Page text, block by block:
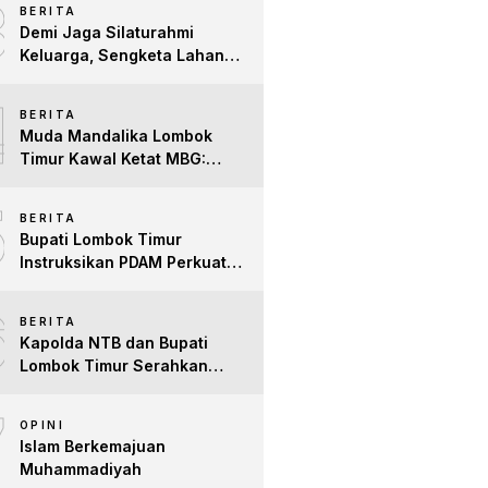
Difabel
BERITA
Demi Jaga Silaturahmi
Keluarga, Sengketa Lahan
BERITA
Muda Mandalika Lombok
Timur Kawal Ketat MBG:
BERITA
Bupati Lombok Timur
Instruksikan PDAM Perkuat
Terpenuhi
BERITA
Kapolda NTB dan Bupati
Lombok Timur Serahkan
Kepedulian Sosial
OPINI
Islam Berkemajuan
Muhammadiyah